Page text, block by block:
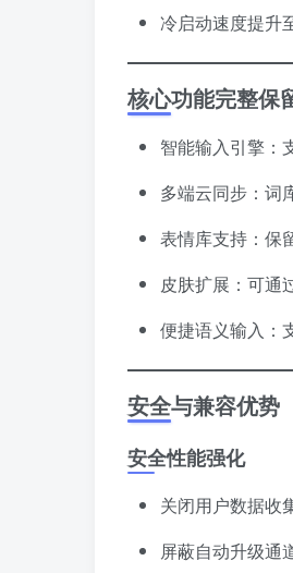
冷启动速度提升
核心功能完整保
智能输入引擎：
多端云同步：词
表情库支持：保
皮肤扩展：可通
便捷语义输入：
安全与兼容优势
安全性能强化
关闭用户数据收
屏蔽自动升级通